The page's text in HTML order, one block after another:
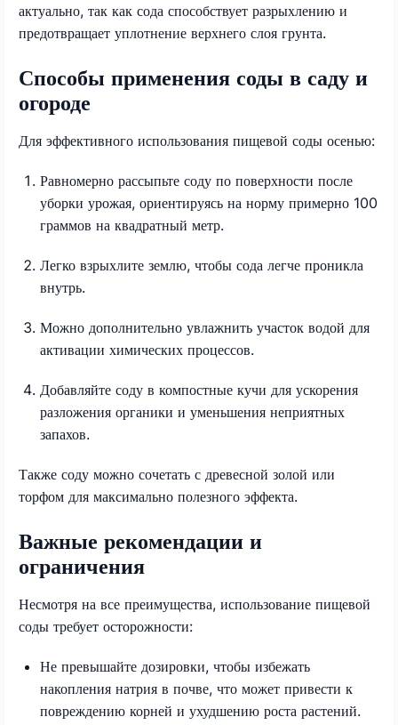
актуально, так как сода способствует разрыхлению и
предотвращает уплотнение верхнего слоя грунта.
Способы применения соды в саду и
огороде
Для эффективного использования пищевой соды осенью:
Равномерно рассыпьте соду по поверхности после
уборки урожая, ориентируясь на норму примерно 100
граммов на квадратный метр.
Легко взрыхлите землю, чтобы сода легче проникла
внутрь.
Можно дополнительно увлажнить участок водой для
активации химических процессов.
Добавляйте соду в компостные кучи для ускорения
разложения органики и уменьшения неприятных
запахов.
Также соду можно сочетать с древесной золой или
торфом для максимально полезного эффекта.
Важные рекомендации и
ограничения
Несмотря на все преимущества, использование пищевой
соды требует осторожности:
Не превышайте дозировки, чтобы избежать
накопления натрия в почве, что может привести к
повреждению корней и ухудшению роста растений.